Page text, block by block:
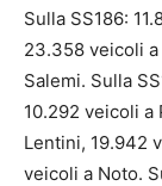
Sulla SS186:
23.358 veicoli a
Salemi. Sulla
10.292 veicoli a
Lentini, 19.942
veicoli a Noto.